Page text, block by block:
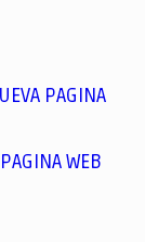
PAGINA
WEB